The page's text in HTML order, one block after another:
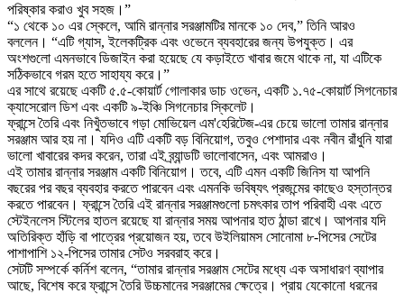
পরিষ্কার করাও খুব সহজ।”
“১ থেকে ১০ এর স্কেলে, আমি রান্নার সরঞ্জামটির মানকে ১০ দেব,” তিনি আরও
বললেন। “এটি গ্যাস, ইলেকট্রিক এবং ওভেনে ব্যবহারের জন্য উপযুক্ত। এর
অংশগুলো এমনভাবে ডিজাইন করা হয়েছে যে কড়াইতে খাবার জমে থাকে না, যা এটিকে
সঠিকভাবে গরম হতে সাহায্য করে।”
এর সাথে রয়েছে একটি ৫.৫-কোয়ার্ট গোলাকার ডাচ ওভেন, একটি ১.৭৫-কোয়ার্ট সিগনেচার
ক্যাসেরোল ডিশ এবং একটি ৯-ইঞ্চি সিগনেচার স্কিলেট।
ফ্রান্সে তৈরি এবং নিখুঁতভাবে গড়া মোভিয়েল এম'হেরিটেজ-এর চেয়ে ভালো তামার রান্নার
সরঞ্জাম আর হয় না। যদিও এটি একটি বড় বিনিয়োগ, তবুও পেশাদার এবং নবীন রাঁধুনি যারা
ভালো খাবারের কদর করেন, তারা এই ব্র্যান্ডটি ভালোবাসেন, এবং আমরাও।
এই তামার রান্নার সরঞ্জাম একটি বিনিয়োগ। তবে, এটি এমন একটি জিনিস যা আপনি
বছরের পর বছর ব্যবহার করতে পারবেন এবং এমনকি ভবিষ্যৎ প্রজন্মের কাছেও হস্তান্তর
করতে পারবেন। ফ্রান্সে তৈরি এই রান্নার সরঞ্জামগুলো চমৎকার তাপ পরিবাহী এবং এতে
স্টেইনলেস স্টিলের হাতল রয়েছে যা রান্নার সময় আপনার হাত ঠান্ডা রাখে। আপনার যদি
অতিরিক্ত হাঁড়ি বা পাত্রের প্রয়োজন হয়, তবে উইলিয়ামস সোনোমা ৮-পিসের সেটের
পাশাপাশি ১২-পিসের তামার সেটও সরবরাহ করে।
সেটটি সম্পর্কে কর্নিশ বলেন, “তামার রান্নার সরঞ্জাম সেটের মধ্যে এক অসাধারণ ব্যাপার
আছে, বিশেষ করে ফ্রান্সে তৈরি উচ্চমানের সরঞ্জামের ক্ষেত্রে। প্রায় যেকোনো ধরনের